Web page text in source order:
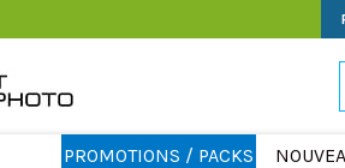
PROMOTIONS / PACKS